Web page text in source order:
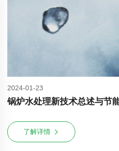
2024-01-23
锅炉水处理新技术总述与节
了解详情